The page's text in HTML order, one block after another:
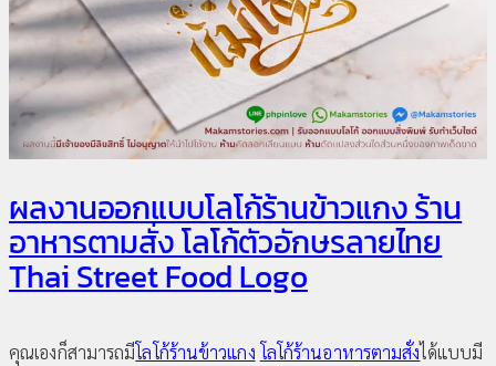
ผลงานออกแบบโลโก้ร้านข้าวแกง ร้าน
อาหารตามสั่ง โลโก้ตัวอักษรลายไทย
Thai Street Food Logo
คุณเองก็สามารถมีโลโก้ร้านข้าวแกง โลโก้ร้านอาหารตามสั่งได้แบบมี